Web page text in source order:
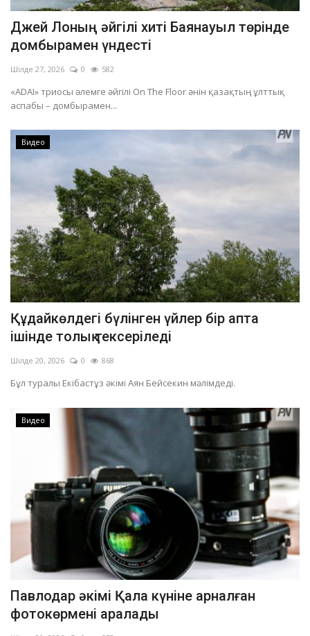
Джей Лоның әйгілі хиті Баянауыл төрінде
домбырамен үндесті
Шілде 27, 2026 0 582
«ADAI» триосы әлемге әйгілі On The Floor әнін қазақтың ұлттық
аспабы – домбырамен...
Видео
Құдайкөлдегі бүлінген үйлер бір апта
ішінде толық тексеріледі
Шілде 20, 2026 0 868
Бұл туралы Екібастұз әкімі Аян Бейсекин мәлімдеді.
Видео
Павлодар әкімі Қала күніне арналған
фотокөрмені аралады